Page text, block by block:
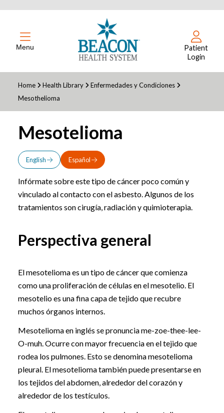
Menu
Patient
Login
Home Health Library
Enfermedades y Condiciones
Mesothelioma
Mesotelioma
English Español
Infórmate sobre este tipo de cáncer poco común y
vinculado al contacto con el asbesto. Algunos de los
tratamientos son cirugía, radiación y quimioterapia.
Perspectiva general
El mesotelioma es un tipo de cáncer que comienza
como una proliferación de células en el mesotelio. El
mesotelio es una fina capa de tejido que recubre
muchos órganos internos.
Mesotelioma en inglés se pronuncia me-zoe-thee-lee-
O-muh. Ocurre con mayor frecuencia en el tejido que
rodea los pulmones. Esto se denomina mesotelioma
pleural. El mesotelioma también puede presentarse en
los tejidos del abdomen, alrededor del corazón y
alrededor de los testículos.